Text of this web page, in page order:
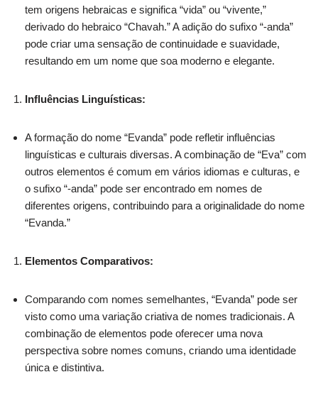
tem origens hebraicas e significa “vida” ou “vivente,”
derivado do hebraico “Chavah.” A adição do sufixo “-anda”
pode criar uma sensação de continuidade e suavidade,
resultando em um nome que soa moderno e elegante.
Influências Linguísticas:
A formação do nome “Evanda” pode refletir influências
linguísticas e culturais diversas. A combinação de “Eva” com
outros elementos é comum em vários idiomas e culturas, e
o sufixo “-anda” pode ser encontrado em nomes de
diferentes origens, contribuindo para a originalidade do nome
“Evanda.”
Elementos Comparativos:
Comparando com nomes semelhantes, “Evanda” pode ser
visto como uma variação criativa de nomes tradicionais. A
combinação de elementos pode oferecer uma nova
perspectiva sobre nomes comuns, criando uma identidade
única e distintiva.